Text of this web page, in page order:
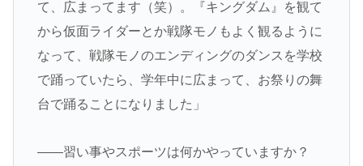
て、広まってます（笑）。『キングダム』を観て
から仮面ライダーとか戦隊モノもよく観るように
なって、戦隊モノのエンディングのダンスを学校
で踊っていたら、学年中に広まって、お祭りの舞
台で踊ることになりました」
――習い事やスポーツは何かやっていますか？